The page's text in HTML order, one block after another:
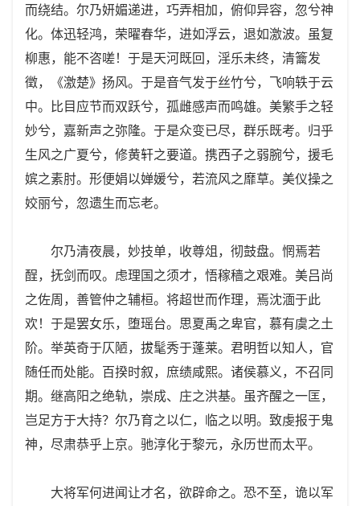
而绕结。尔乃妍媚递进，巧弄相加，俯仰异容，忽兮神
化。体迅轻鸿，荣曜春华，进如浮云，退如激波。虽复
柳惠，能不咨嗟！于是天河既回，淫乐未终，清籥发
徵，《激楚》扬风。于是音气发于丝竹兮，飞响轶于云
中。比目应节而双跃兮，孤雌感声而鸣雄。美繁手之轻
妙兮，嘉新声之弥隆。于是众变已尽，群乐既考。归乎
生风之广夏兮，修黄轩之要道。携西子之弱腕兮，援毛
嫔之素肘。形便娟以婵媛兮，若流风之靡草。美仪操之
姣丽兮，忽遗生而忘老。
尔乃清夜晨，妙技单，收尊俎，彻鼓盘。惘焉若
酲，抚剑而叹。虑理国之须才，悟稼穑之艰难。美吕尚
之佐周，善管仲之辅桓。将超世而作理，焉沈湎于此
欢！于是罢女乐，堕瑶台。思夏禹之卑官，慕有虞之土
阶。举英奇于仄陋，拔髦秀于蓬莱。君明哲以知人，官
随任而处能。百揆时叙，庶绩咸熙。诸侯慕义，不召同
期。继高阳之绝轨，崇成、庄之洪基。虽齐醒之一匡，
岂足方于大持？尔乃育之以仁，临之以明。致虔报于鬼
神，尽肃恭乎上京。驰淳化于黎元，永历世而太平。
大将军何进闻让才名，欲辟命之。恐不至，诡以军